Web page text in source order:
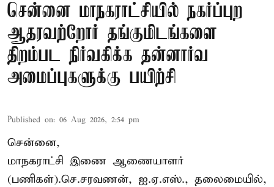
சென்னை மாநகராட்சியில் நகர்ப்புற
ஆதரவற்றோர் தங்குமிடங்களை
திறம்பட நிர்வகிக்க தன்னார்வ
அமைப்புகளுக்கு பயிற்சி
Published on: 06 Aug 2026, 2:54 pm
சென்னை,
மாநகராட்சி இணை ஆணையாளர்
(பணிகள்).செ.சரவணன், ஐ.ஏ.எஸ்., தலைமையில்,